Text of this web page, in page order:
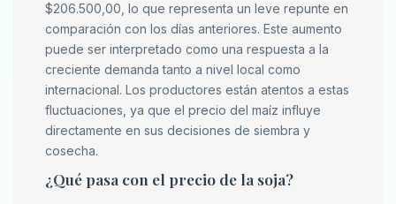
$206.500,00, lo que representa un leve repunte en
comparación con los días anteriores. Este aumento
puede ser interpretado como una respuesta a la
creciente demanda tanto a nivel local como
internacional. Los productores están atentos a estas
fluctuaciones, ya que el precio del maíz influye
directamente en sus decisiones de siembra y
cosecha.
¿Qué pasa con el precio de la soja?